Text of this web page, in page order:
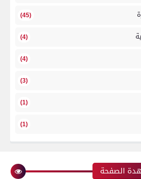
(45)
(4)
(4)
(3)
(1)
(1)
الصفحة